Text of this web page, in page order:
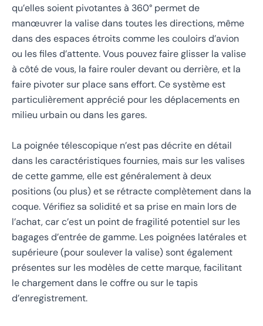
qu’elles soient pivotantes à 360° permet de
manœuvrer la valise dans toutes les directions, même
dans des espaces étroits comme les couloirs d’avion
ou les files d’attente. Vous pouvez faire glisser la valise
à côté de vous, la faire rouler devant ou derrière, et la
faire pivoter sur place sans effort. Ce système est
particulièrement apprécié pour les déplacements en
milieu urbain ou dans les gares.
La poignée télescopique n’est pas décrite en détail
dans les caractéristiques fournies, mais sur les valises
de cette gamme, elle est généralement à deux
positions (ou plus) et se rétracte complètement dans la
coque. Vérifiez sa solidité et sa prise en main lors de
l’achat, car c’est un point de fragilité potentiel sur les
bagages d’entrée de gamme. Les poignées latérales et
supérieure (pour soulever la valise) sont également
présentes sur les modèles de cette marque, facilitant
le chargement dans le coffre ou sur le tapis
d’enregistrement.